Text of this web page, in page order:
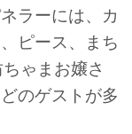
ラーには、カ
ピース、まち
ゃまお嬢さ
のゲストが多